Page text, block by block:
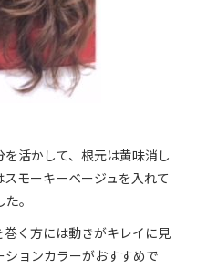
活かして、根元は黄味消し
モーキーベージュを入れて
。
く方には動きがキレイに見
ョンカラーがおすすめで